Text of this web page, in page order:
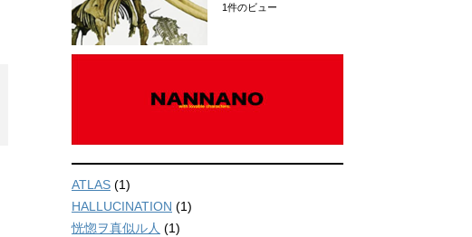
1件のビュー
ATLAS (1)
HALLUCINATION (1)
恍惚ヲ真似ル人 (1)